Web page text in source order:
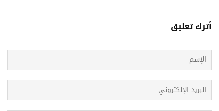
أترك تعليق